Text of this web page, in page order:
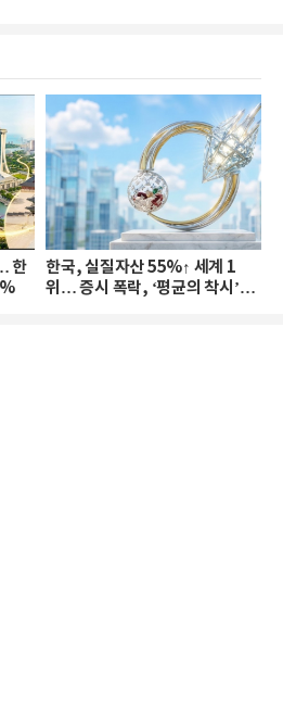
한
한국, 실질자산 55%↑ 세계 1
위… 증시 폭락, ‘평균의 착시’와